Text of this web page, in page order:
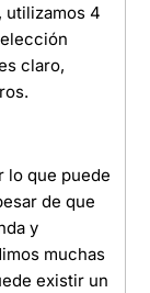
utilizamos 4
claro,
lo que puede
de que
y
muchas
existir un